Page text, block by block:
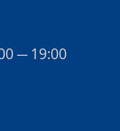
­─ 19:00